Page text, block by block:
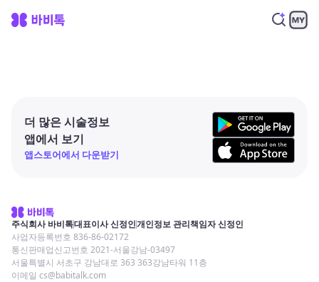
더 많은 시술정보
앱에서 보기
앱스토어에서 다운받기
주식회사 바비톡대표이사 신정인개인정보 관리책임자 신정인
사업자등록번호 836-86-02172
통신판매업신고번호 2021-서울강남-03497
서울특별시 서초구 강남대로 363 363강남타워 11층
이메일 cs@babitalk.com